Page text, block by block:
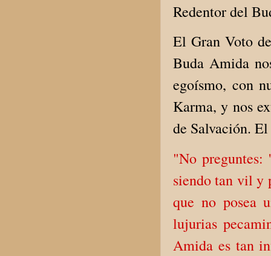
Redentor del
El Gran Voto
Buda Amida
egoísmo, con
Karma, y nos
de Salvación.
"No
siendo tan vil y
que no posea
lujurias
Amida es tan